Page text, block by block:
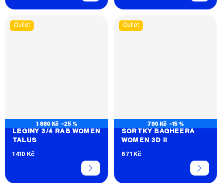
Outlet
1 880 Kč –25 %
LEGÍNY 3/4 RAB WOMEN
TALUS
1 410 Kč
Outlet
790 Kč –15 %
ŠORTKY BAGHEERA
WOMEN 3D II
671 Kč